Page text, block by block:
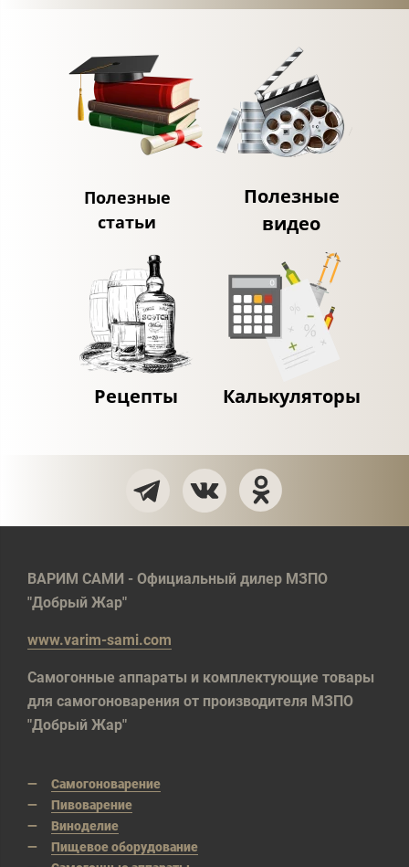
Полезные
статьи
Полезные
видео
Рецепты Калькуляторы
ВАРИМ САМИ - Официальный дилер МЗПО
"Добрый Жар"
www.varim-sami.com
Самогонные аппараты и комплектующие товары
для самогоноварения от производителя МЗПО
"Добрый Жар"
Самогоноварение
Пивоварение
Виноделие
Пищевое оборудование